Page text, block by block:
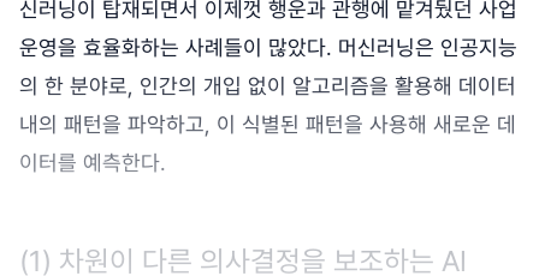
신러닝이 탑재되면서 이제껏 행운과 관행에 맡겨뒀던 사업
운영을 효율화하는 사례들이 많았다. 머신러닝은 인공지능
의 한 분야로, 인간의 개입 없이 알고리즘을 활용해 데이터
내의 패턴을 파악하고, 이 식별된 패턴을 사용해 새로운 데
이터를 예측한다.
(1) 차원이 다른 의사결정을 보조하는 AI